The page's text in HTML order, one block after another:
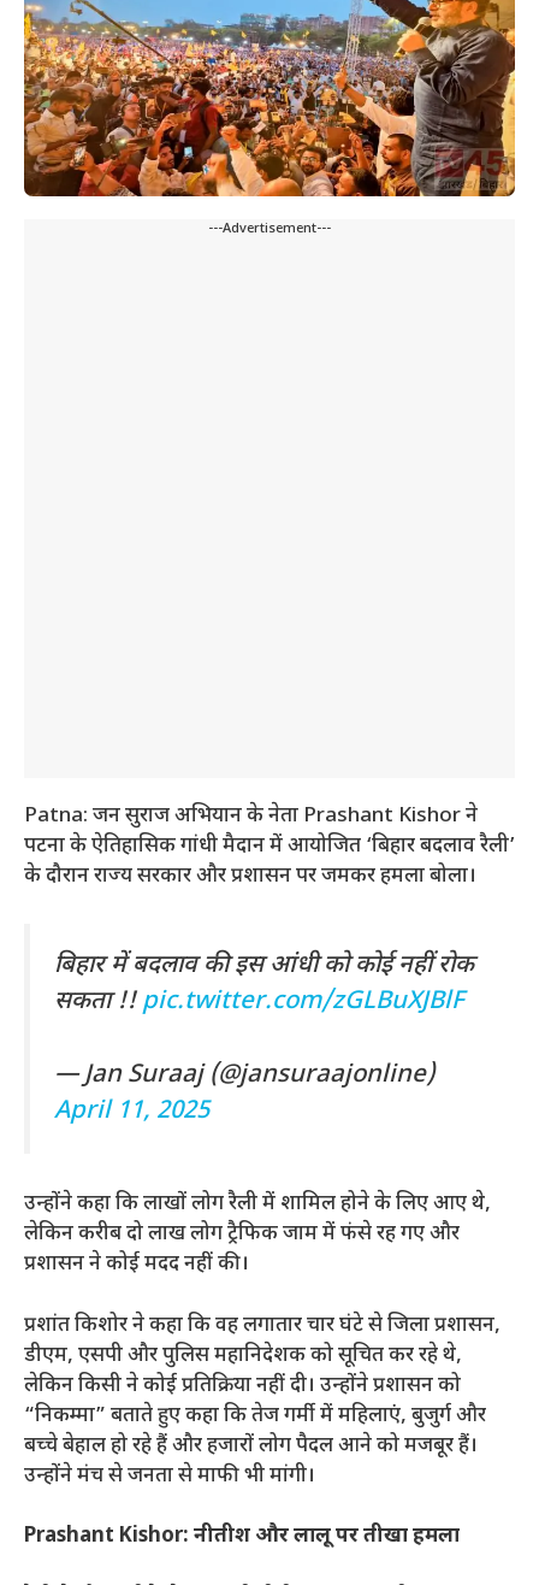
---Advertisement---
Patna: जन सुराज अभियान के नेता Prashant Kishor ने
पटना के ऐतिहासिक गांधी मैदान में आयोजित ‘बिहार बदलाव रैली’
के दौरान राज्य सरकार और प्रशासन पर जमकर हमला बोला।
बिहार में बदलाव की इस आंधी को कोई नहीं रोक
सकता !!pic.twitter.com/zGLBuXJBlF
— Jan Suraaj (@jansuraajonline)
April 11, 2025
उन्होंने कहा कि लाखों लोग रैली में शामिल होने के लिए आए थे,
लेकिन करीब दो लाख लोग ट्रैफिक जाम में फंसे रह गए और
प्रशासन ने कोई मदद नहीं की।
प्रशांत किशोर ने कहा कि वह लगातार चार घंटे से जिला प्रशासन,
डीएम, एसपी और पुलिस महानिदेशक को सूचित कर रहे थे,
लेकिन किसी ने कोई प्रतिक्रिया नहीं दी। उन्होंने प्रशासन को
“निकम्मा” बताते हुए कहा कि तेज गर्मी में महिलाएं, बुजुर्ग और
बच्चे बेहाल हो रहे हैं और हजारों लोग पैदल आने को मजबूर हैं।
उन्होंने मंच से जनता से माफी भी मांगी।
Prashant Kishor: नीतीश और लालू पर तीखा हमला